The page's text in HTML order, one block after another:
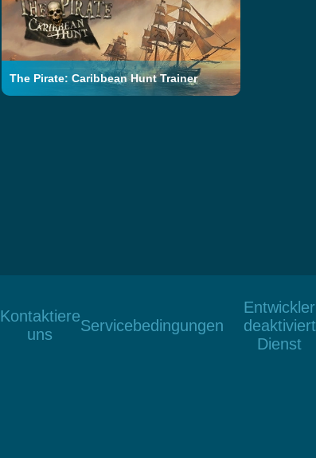
The Pirate: Caribbean Hunt Trainer
Kontaktiere
uns
Servicebedingungen
Entwickler
deaktiviert
Dienst